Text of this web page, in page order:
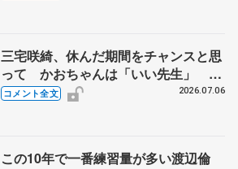
三宅咲綺、休んだ期間をチャンスと思
って かおちゃんは「いい先生」
【全日本シニア強化合宿】
コメント全文 2026.07.06
この10年で一番練習量が多い渡辺倫